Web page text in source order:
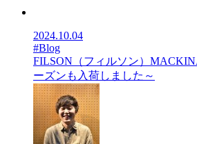
2024.10.04
#Blog
FILSON（フィルソン）
ーズンも入荷しました～